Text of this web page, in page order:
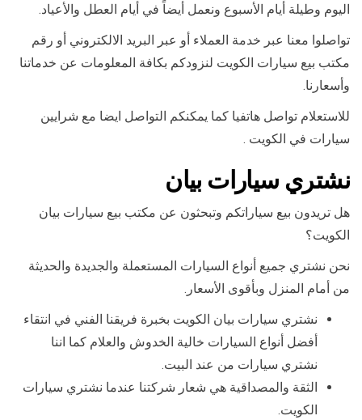
اليوم وطيلة أيام الأسبوع ونعمل أيضاً في أيام العطل والأعياد.
تواصلوا معنا عبر خدمة العملاء أو عبر البريد الالكتروني أو رقم
مكتب بيع سيارات الكويت لنزودكم بكافة المعلومات عن خدماتنا
وأسعارنا.
للاستعلام تواصل هاتفيا كما يمكنكم التواصل ايضا مع شرايين
سيارات في الكويت .
نشتري سيارات بيان
هل تريدون بيع سياراتكم وتبحثون عن مكتب بيع سيارات بيان
الكويت؟
نحن نشتري جميع أنواع السيارات المستعملة والجديدة والحديثة
من أمام المنزل وبأقوى الأسعار.
نشتري سيارات بيان الكويت بخبرة فريقنا الفني في انتقاء
أفضل أنواع السيارات خالية الخدوش والعلام كما اننا
نشتري سيارات من عند البيت.
الثقة والمصداقية هي شعار شركتنا عندما نشتري سيارات
الكويت.